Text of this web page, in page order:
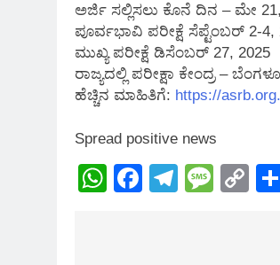
ಅರ್ಜಿ ಸಲ್ಲಿಸಲು ಕೊನೆ ದಿನ – ಮೇ
ಪೂರ್ವಭಾವಿ ಪರೀಕ್ಷೆ ಸೆಪ್ಟೆಂಬರ್ 2-4,
ಮುಖ್ಯ ಪರೀಕ್ಷೆ ಡಿಸೆಂಬರ್ 27, 2025
ರಾಜ್ಯದಲ್ಲಿ ಪರೀಕ್ಷಾ ಕೇಂದ್ರ –
ಹೆಚ್ಚಿನ ಮಾಹಿತಿಗೆ: https://
Spread positive news
WhatsApp
Facebook
Telegram